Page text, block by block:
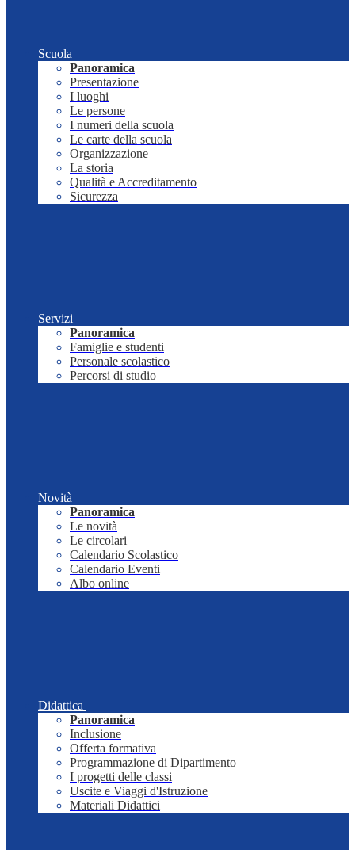
Scuola
Panoramica
Presentazione
I luoghi
Le persone
I numeri della scuola
Le carte della scuola
Organizzazione
La storia
Qualità e Accreditamento
Sicurezza
Servizi
Panoramica
Famiglie e studenti
Personale scolastico
Percorsi di studio
Novità
Panoramica
Le novità
Le circolari
Calendario Scolastico
Calendario Eventi
Albo online
Didattica
Panoramica
Inclusione
Offerta formativa
Programmazione di Dipartimento
I progetti delle classi
Uscite e Viaggi d'Istruzione
Materiali Didattici